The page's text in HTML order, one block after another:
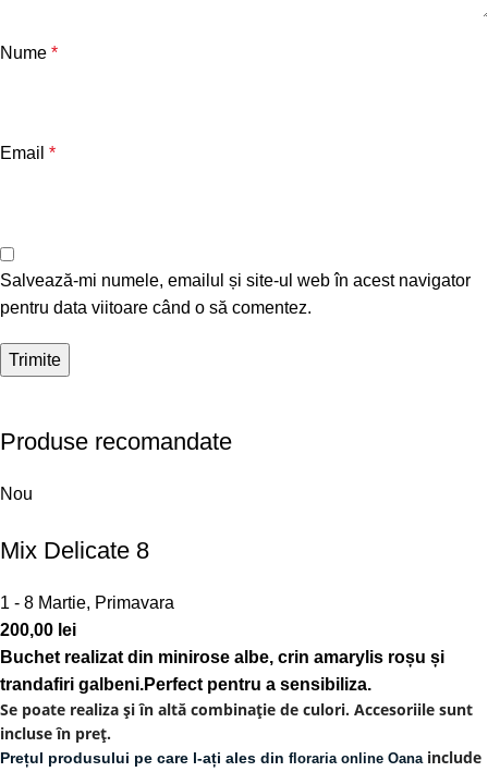
Nume *
Email *
Salvează-mi numele, emailul și site-ul web în acest navigator
pentru data viitoare când o să comentez.
Produse recomandate
Nou
Mix Delicate 8
1 - 8 Martie, Primavara
200,00 lei
Buchet realizat din minirose albe, crin amarylis roșu și
trandafiri galbeni.Perfect pentru a sensibiliza.
Se poate realiza și în altă combinație de culori. Accesoriile sunt
incluse în preț.
Prețul produsului pe care l-ați ales din floraria online Oanainclude